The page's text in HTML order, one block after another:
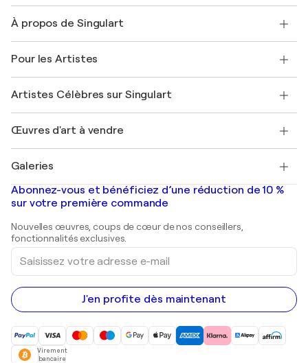
Expédition
Offrir une carte cadeau
Rejoignez notre programme commercial
Mon compte
+33 1 76 44 06 42
À propos de Singulart
FAQ
Magazine Singulart
Emplois
Découvrez une sélection d'art original
Pour les Artistes
Se connecter en tant qu'Artiste
Artistes Célèbres sur Singulart
Marc Chagall
Banksy
Mr. Brainwash
Shepard Fairey
Œuvres d'art à vendre
Tableaux abstraits à vendre
Peintures de paysage
Estampes
Peintures acryliques
Galeries
Galeries d'art en France
Galeries d'art en Belgique
Abonnez-vous et bénéficiez d’une réduction de 10 %
sur votre première commande
Nouvelles œuvres, coups de cœur de nos conseillers,
fonctionnalités exclusives.
Saisissez
votre
adresse
e-
mail
J'en profite dès maintenant
Virement
bancaire